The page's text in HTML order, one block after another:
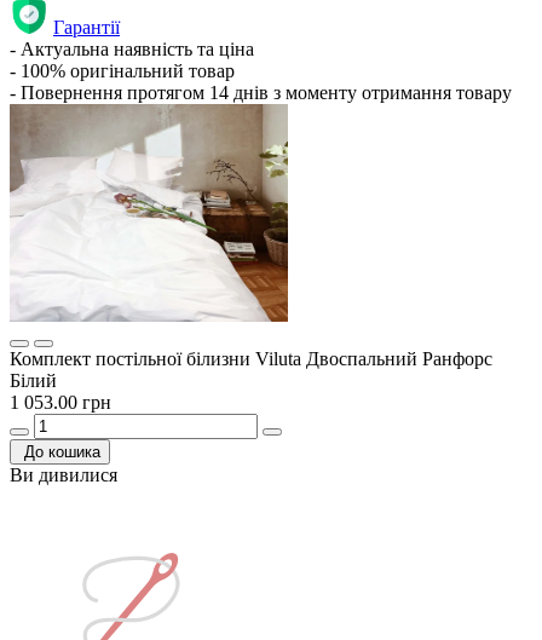
Гарантії
- Актуальна наявність та ціна
- 100% оригінальний товар
- Повернення протягом 14 днів з моменту отримання товару
Комплект постільної білизни Viluta Двоспальний Ранфорс
Білий
1 053.00 грн
До кошика
Ви дивилися